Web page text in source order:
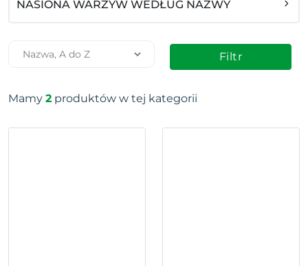
NASIONA WARZYW WEDŁUG NAZWY
Filtr
Mamy 2 produktów w tej kategorii